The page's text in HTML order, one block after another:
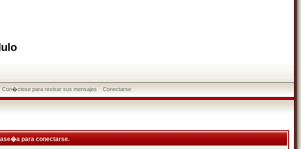
Con�ctese para revisar sus mensajes Conectarse
para conectarse.